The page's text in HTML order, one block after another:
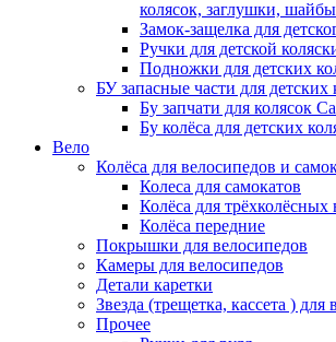
колясок, заглушки,
Замок-защелка для
Ручки для детской
Подножки для детских
БУ запасные части для детских
Бу запчати для колясок
Бу колёса для детских
Вело
Колёса для велосипедов и
Колеса для самокатов
Колёса для трёхколёсных
Колёса передние
Покрышки для велосипедов
Камеры для велосипедов
Детали каретки
Звезда (трещетка, кассета ) для
Прочее